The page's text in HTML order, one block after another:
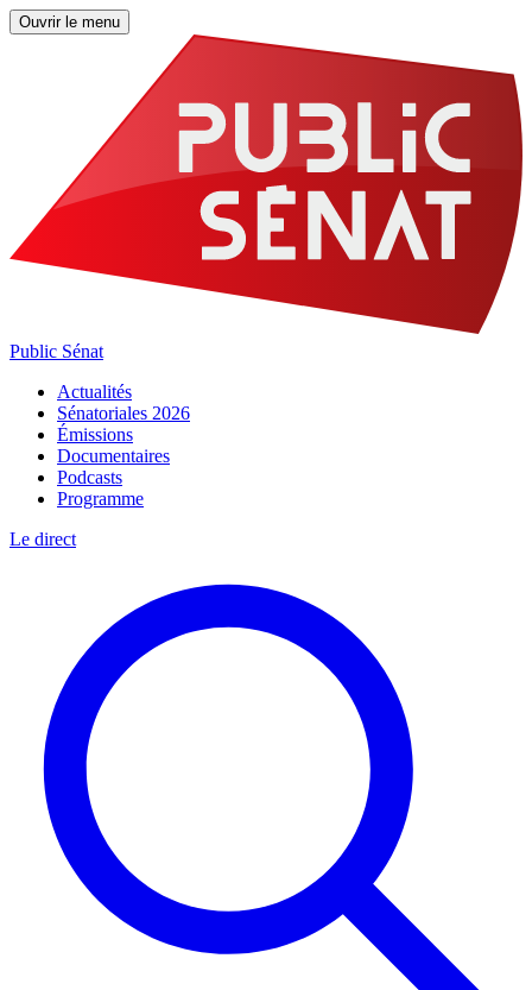
Ouvrir le menu
Public Sénat
Actualités
Sénatoriales 2026
Émissions
Documentaires
Podcasts
Programme
Le direct